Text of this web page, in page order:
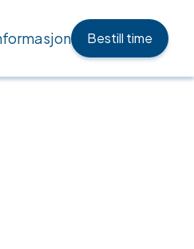
Bestill time